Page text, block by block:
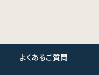
よくあるご質問